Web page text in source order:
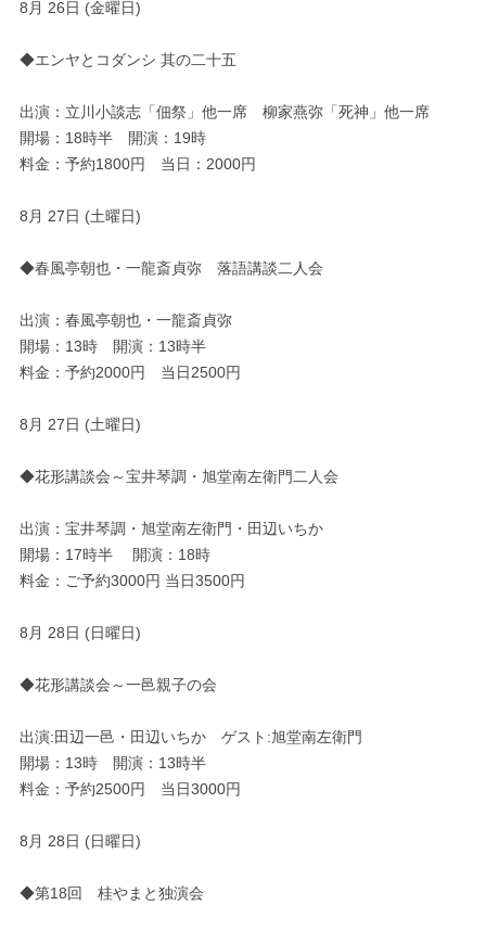
8月 26日 (金曜日)
◆エンヤとコダンシ 其の二十五
出演：立川小談志「佃祭」他一席 柳家燕弥「死神」他一席
開場：18時半 開演：19時
料金：予約1800円 当日：2000円
8月 27日 (土曜日)
◆春風亭朝也・一龍斎貞弥 落語講談二人会
出演：春風亭朝也・一龍斎貞弥
開場：13時 開演：13時半
料金：予約2000円 当日2500円
8月 27日 (土曜日)
◆花形講談会～宝井琴調・旭堂南左衛門二人会
出演：宝井琴調・旭堂南左衛門・田辺いちか
開場：17時半 開演：18時
料金：ご予約3000円 当日3500円
8月 28日 (日曜日)
◆花形講談会～一邑親子の会
出演:田辺一邑・田辺いちか ゲスト:旭堂南左衛門
開場：13時 開演：13時半
料金：予約2500円 当日3000円
8月 28日 (日曜日)
◆第18回 桂やまと独演会